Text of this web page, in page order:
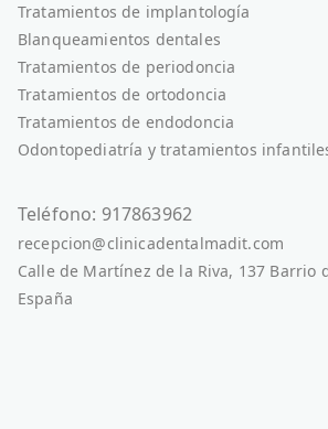
Tratamientos de implantología
Blanqueamientos dentales
Tratamientos de periodoncia
Tratamientos de ortodoncia
Tratamientos de endodoncia
Odontopediatría y tratamientos
Teléfono: 917863962
recepcion@clinicadentalmadit.com
Calle de Martínez de la Riva, 137 Barrio
España